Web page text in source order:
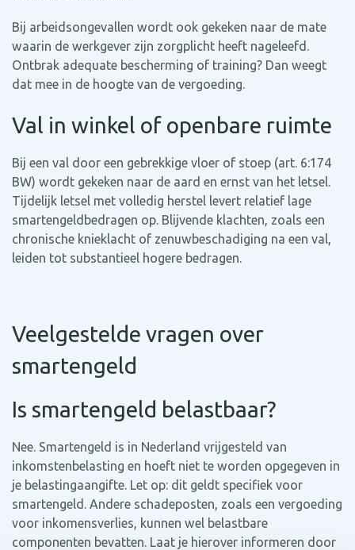
Bij arbeidsongevallen wordt ook gekeken naar de mate
waarin de werkgever zijn zorgplicht heeft nageleefd.
Ontbrak adequate bescherming of training? Dan weegt
dat mee in de hoogte van de vergoeding.
Val in winkel of openbare ruimte
Bij een val door een gebrekkige vloer of stoep (art. 6:174
BW) wordt gekeken naar de aard en ernst van het letsel.
Tijdelijk letsel met volledig herstel levert relatief lage
smartengeldbedragen op. Blijvende klachten, zoals een
chronische knieklacht of zenuwbeschadiging na een val,
leiden tot substantieel hogere bedragen.
Veelgestelde vragen over
smartengeld
Is smartengeld belastbaar?
Nee. Smartengeld is in Nederland vrijgesteld van
inkomstenbelasting en hoeft niet te worden opgegeven in
je belastingaangifte. Let op: dit geldt specifiek voor
smartengeld. Andere schadeposten, zoals een vergoeding
voor inkomensverlies, kunnen wel belastbare
componenten bevatten. Laat je hierover informeren door